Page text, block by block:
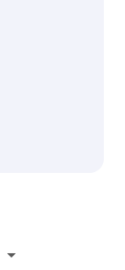
arrow_drop_down